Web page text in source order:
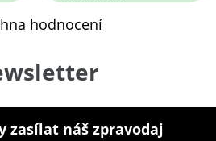
hodnocení
zasílat náš zpravodaj